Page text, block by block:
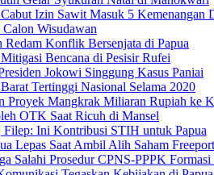
Izin Sawit Masuk 5 Kemenangan
Wisudawan
Redam Konflik Bersenjata di Papua
Bencana di Pesisir Rufei
Jokowi Singgung Kasus Paniai
Tertinggi Nasional Selama 2020
Proyek Mangkrak Miliaran Rupiah ke
OTK Saat Ricuh di Mansel
Ini Kontribusi STIH untuk Papua
Lepas Saat Ambil Alih Saham Freeport
Salahi Prosedur CPNS-PPPK Formasi